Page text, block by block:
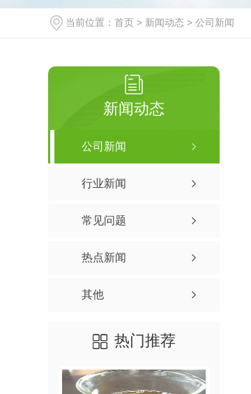
当前位置： 首页 > 新闻动态 > 公司新闻
新闻动态
公司新闻
行业新闻
常见问题
热点新闻
其他
热门推荐